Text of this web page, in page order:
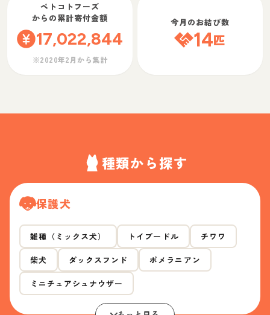
ペトコトフーズ
からの累計寄付金額
17,022,844
※2020年2月から集計
今月のお結び数
14匹
種類から探す
保護犬
雑種（ミックス犬） トイプードル チワワ
柴犬 ダックスフンド ポメラニアン
ミニチュアシュナウザー